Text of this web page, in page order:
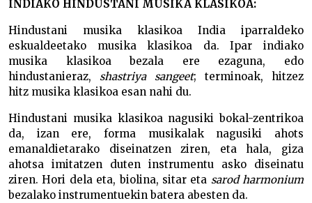
INDIAKO HINDUSTANI MUSIKA KLASIKOA:
Hindustani musika klasikoa India iparraldeko
eskualdeetako musika klasikoa da. Ipar indiako
musika klasikoa bezala ere ezaguna, edo
hindustanieraz, shastriya sangeet; terminoak, hitzez
hitz musika klasikoa esan nahi du.
Hindustani musika klasikoa nagusiki bokal-zentrikoa
da, izan ere, forma musikalak nagusiki ahots
emanaldietarako diseinatzen ziren, eta hala, giza
ahotsa imitatzen duten instrumentu asko diseinatu
ziren. Hori dela eta, biolina, sitar eta sarod harmonium
bezalako instrumentuekin batera abesten da.